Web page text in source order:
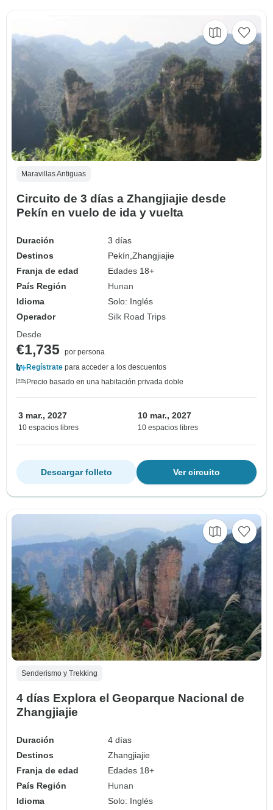
Maravillas Antiguas
Circuito de 3 días a Zhangjiajie desde
Pekín en vuelo de ida y vuelta
Duración
3 días
Destinos
Pekín,Zhangjiajie
Franja de edad
Edades 18+
País Región
Hunan
Idioma
Solo: Inglés
Operador
Silk Road Trips
Desde
€1,735 por persona
Regístrate para acceder a los descuentos
Precio basado en una habitación privada doble
3 mar., 2027
10 espacios libres
10 mar., 2027
10 espacios libres
Ver circuito
Descargar folleto
Senderismo y Trekking
4 días Explora el Geoparque Nacional de
Zhangjiajie
Duración
4 días
Destinos
Zhangjiajie
Franja de edad
Edades 18+
País Región
Hunan
Idioma
Solo: Inglés